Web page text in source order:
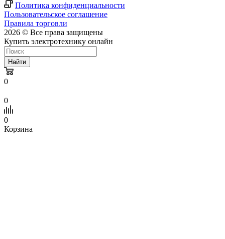
Политика конфиденциальности
Пользовательское соглашение
Правила торговли
2026 © Все права защищены
Купить электротехнику онлайн
Найти
0
0
0
Корзина